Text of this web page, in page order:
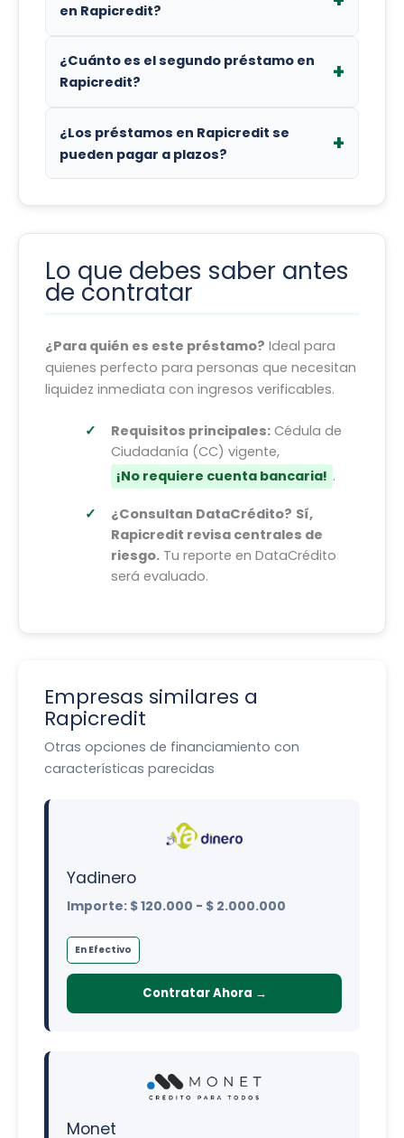
dinero en efectivo mediante: Efecty.
en Rapicredit?
Rapicredit acepta los siguientes medios de
pago: Pago Electrónico (PSE),
Nequi, Banco de Occidente o Davivienda,
Pago en efectivo en Efecty. Te
recomendamos consultar en su web
¿Cuánto es el segundo préstamo en
Rapicredit?
El segundo y siguientes préstamos en
Rapicredit pueden ser de hasta $ 1.000.000.
¿Los préstamos en Rapicredit se
pueden pagar a plazos?
Los préstamos en Rapicredit permiten
Lo que debes saber antes
de contratar
¿Para quién es este préstamo? Ideal para
quienes perfecto para personas que necesitan
liquidez inmediata con ingresos verificables.
Requisitos principales: Cédula de
Ciudadanía (CC) vigente,
¡No requiere cuenta bancaria! .
¿Consultan DataCrédito? Sí,
Rapicredit revisa centrales de
riesgo. Tu reporte en DataCrédito
será evaluado.
Empresas similares a
Rapicredit
Otras opciones de financiamiento con
características parecidas
Yadinero
Importe: $ 120.000 - $ 2.000.000
En Efectivo
Contratar Ahora →
Monet